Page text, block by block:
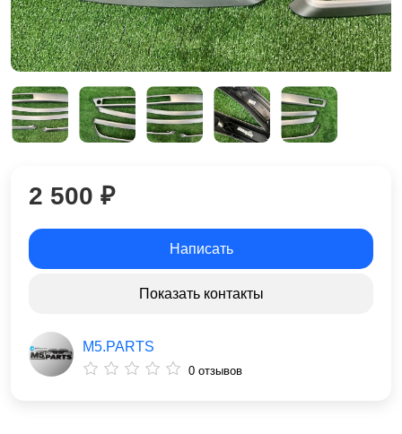
2 500 ₽
Написать
Показать контакты
M5.PARTS
0 отзывов